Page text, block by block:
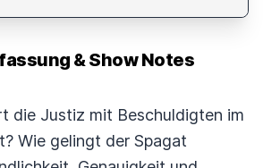
& Show Notes
die Justiz mit Beschuldigten im
Wie gelingt der Spagat